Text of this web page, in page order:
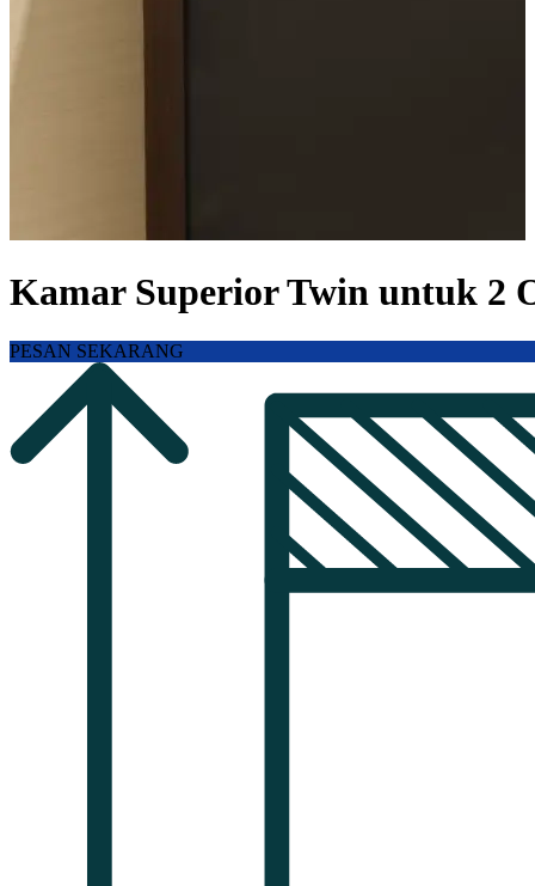
Kamar Superior Twin untuk 2
PESAN SEKARANG